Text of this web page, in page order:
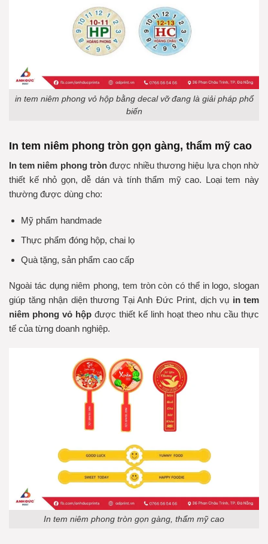
in tem niêm phong vỏ hộp bằng decal vỡ đang là giải pháp phổ
biến
In tem niêm phong tròn gọn gàng, thẩm mỹ cao
In tem niêm phong trònđược nhiều thương hiệu lựa chọn nhờ
thiết kế nhỏ gọn, dễ dán và tính thẩm mỹ cao. Loại tem này
thường được dùng cho:
Mỹ phẩm handmade
Thực phẩm đóng hộp, chai lọ
Quà tặng, sản phẩm cao cấp
Ngoài tác dụng niêm phong, tem tròn còn có thể in logo, slogan
giúp tăng nhận diện thương Tại Anh Đức Print, dịch vụ in tem
niêm phong vỏ hộp được thiết kế linh hoạt theo nhu cầu thực
tế của từng doanh nghiệp.
In tem niêm phong tròn gọn gàng, thẩm mỹ cao